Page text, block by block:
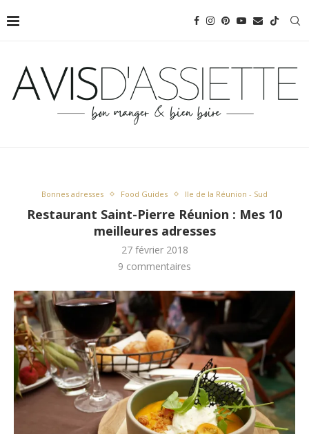
Bonnes adresses Food Guides Ile de la Réunion - Sud
Restaurant Saint-Pierre Réunion : Mes 10
meilleures adresses
27 février 2018
9 commentaires